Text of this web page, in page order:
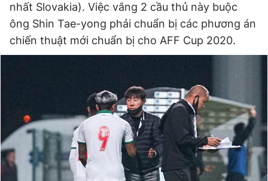
nhất Slovakia). Việc vắng 2 cầu thủ này buộc
ông Shin Tae-yong phải chuẩn bị các phương án
chiến thuật mới chuẩn bị cho AFF Cup 2020.